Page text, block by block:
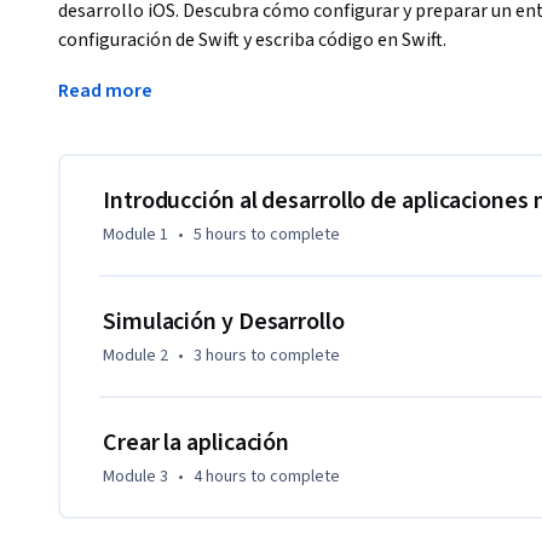
desarrollo iOS. Descubra cómo configurar y preparar un
configuración de Swift y escriba código en Swift.
Al final de este curso, podrá:
-Configurar y explorar el entorno de Xcode
-Demostrar que entiende cómo se usa Xcode en el
-Manipular datos en Swift
Obtendrá experiencia con las siguientes herramientas y
-Aplicación y software Swift
-Software y entorno de desarrollo iOS
-SO móvil
Read more
Introducción al desarrollo de aplicaciones
Module 1 • 5 hours to complete
Simulación y Desarrollo
Module 2 • 3 hours to complete
Crear la aplicación
Module 3 • 4 hours to complete